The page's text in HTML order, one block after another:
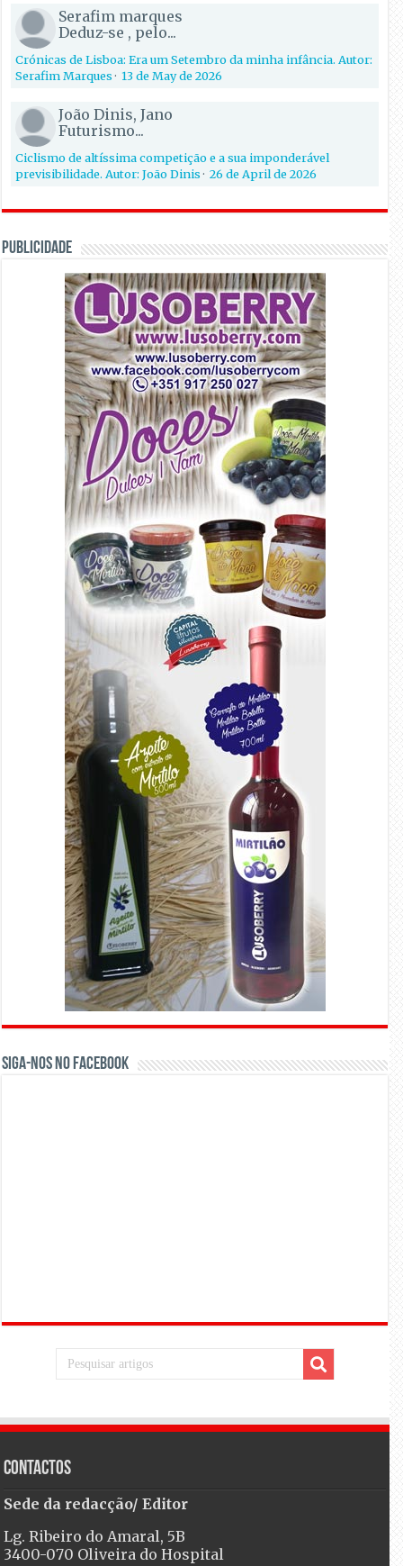
Serafim marques
Deduz-se , pelo...
Crónicas de Lisboa: Era um Setembro da minha infância. Autor:
Serafim Marques·13 de May de 2026
João Dinis, Jano
Futurismo...
Ciclismo de altíssima competição e a sua imponderável
previsibilidade. Autor: João Dinis·26 de April de 2026
PUBLICIDADE
Siga-nos no Facebook
Contactos
Sede da redacção/ Editor
Lg. Ribeiro do Amaral, 5B
3400-070 Oliveira do Hospital